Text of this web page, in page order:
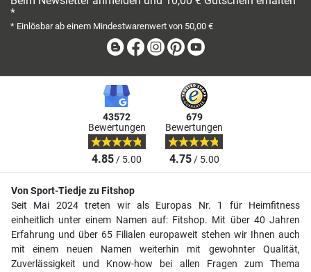
*
* Einlösbar ab einem Mindestwarenwert von 50,00 €
BlogFacebook
Instagram
Pinterest
43572
Bewertungen
4.85/ 5.00
679
Bewertungen
4.75/ 5.00
Von Sport-Tiedje zu Fitshop
Seit Mai 2024 treten wir als Europas Nr. 1 für Heimfitness
einheitlich unter einem Namen auf: Fitshop. Mit über 40 Jahren
Erfahrung und über 65 Filialen europaweit stehen wir Ihnen auch
mit einem neuen Namen weiterhin mit gewohnter Qualität,
Zuverlässigkeit und Know-how bei allen Fragen zum Thema